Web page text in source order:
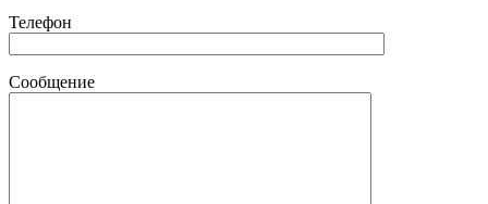
Телефон
Сообщение